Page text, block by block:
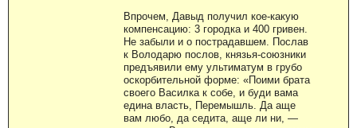
Впрочем, Давыд получил кое-какую
компенсацию: 3 городка и 400 гривен.
Не забыли и о пострадавшем. Послав
к Володарю послов, князья-союзники
предъявили ему ультиматум в грубо
оскорбительной форме: «Поими брата
своего Василка к собе, и буди вама
едина власть, Перемышль. Да аще
вам любо, да седита, аще ли ни, —